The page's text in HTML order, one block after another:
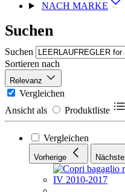
NACH MARKE
Suchen
Suchen
Sortieren nach
Relevanz
Vergleichen
Ansicht als
Produktliste
Vergleichen
Vorherige Nächste